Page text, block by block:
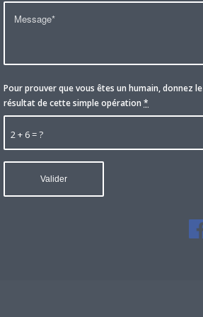
2 + 6 = ?
Pour prouver que vous êtes un humain, donnez le
résultat de cette simple opération*